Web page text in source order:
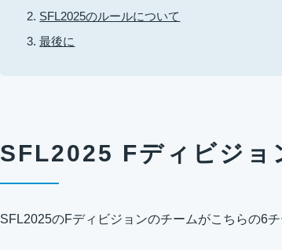
SFL2025のルールについて
最後に
SFL2025 Fディビジョ
SFL2025のFディビジョンのチームがこちらの6